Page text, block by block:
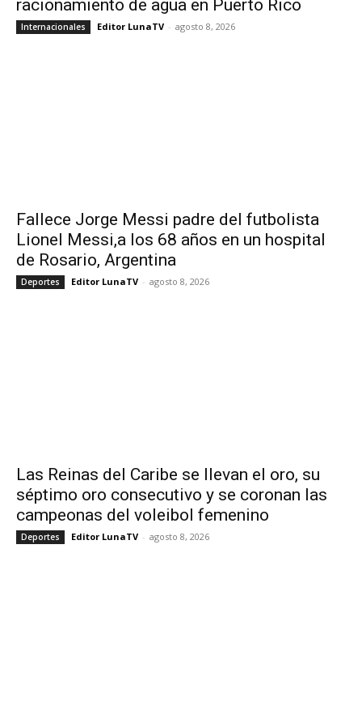
racionamiento de agua en Puerto Rico
Internacionales Editor LunaTV - agosto 8, 2026
Fallece Jorge Messi padre del futbolista
Lionel Messi,a los 68 años en un hospital
de Rosario, Argentina
Deportes Editor LunaTV - agosto 8, 2026
Las Reinas del Caribe se llevan el oro, su
séptimo oro consecutivo y se coronan las
campeonas del voleibol femenino
Deportes Editor LunaTV - agosto 8, 2026